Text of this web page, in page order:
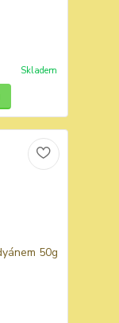
Skladem